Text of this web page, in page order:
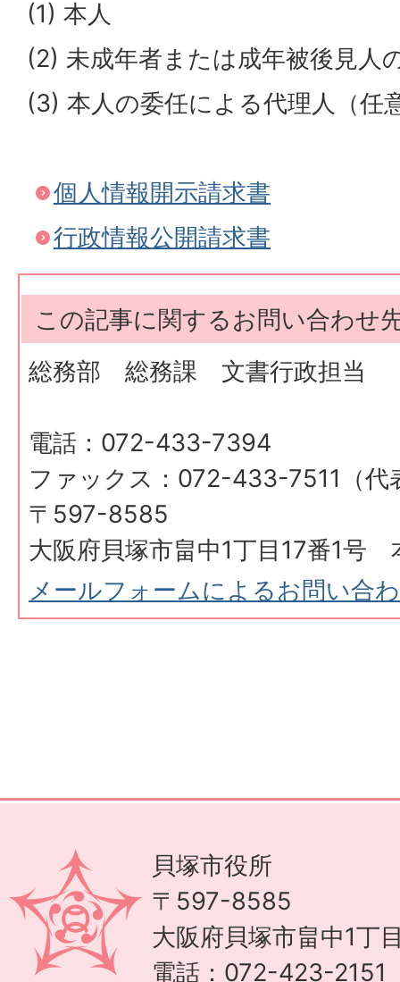
(1) 本人
(2) 未成年者または成年被後見人
(3) 本人の委任による代理人（任
個人情報開示請求書
行政情報公開請求書
この記事に関するお問い合わせ
総務部 総務課 文書行政担当
電話：072-433-7394
ファックス：072-433-7511（代
〒597-8585
大阪府貝塚市畠中1丁目17番1号
メールフォームによるお問い合
貝塚市役所
〒597-8585
大阪府貝塚市畠中1丁
電話：072-423-2151